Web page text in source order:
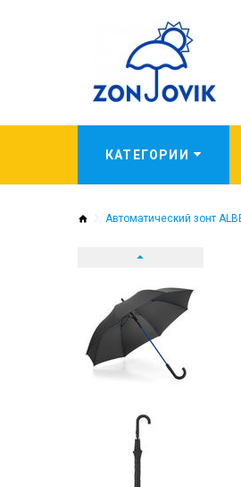
Автоматический зонт